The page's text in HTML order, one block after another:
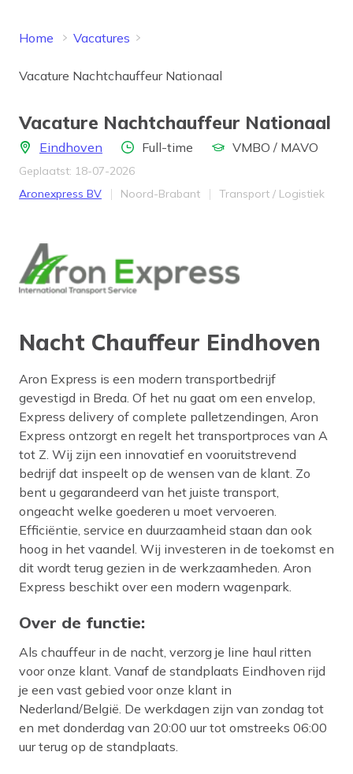
Home Vacatures
Vacature Nachtchauffeur Nationaal
Vacature Nachtchauffeur Nationaal
LocatieEindhoven Aantal uren
Full-time Opleidingsniveau
VMBO / MAVO
Geplaatst: 18-07-2026
Bedrijf
Aronexpress BV Provincie
Noord-Brabant Werkveld
Transport / Logistiek
Nacht Chauffeur Eindhoven
Aron Express is een modern transportbedrijf
gevestigd in Breda. Of het nu gaat om een envelop,
Express delivery of complete palletzendingen, Aron
Express ontzorgt en regelt het transportproces van A
tot Z. Wij zijn een innovatief en vooruitstrevend
bedrijf dat inspeelt op de wensen van de klant. Zo
bent u gegarandeerd van het juiste transport,
ongeacht welke goederen u moet vervoeren.
Efficiëntie, service en duurzaamheid staan dan ook
hoog in het vaandel. Wij investeren in de toekomst en
dit wordt terug gezien in de werkzaamheden. Aron
Express beschikt over een modern wagenpark.
Over de functie:
Als chauffeur in de nacht, verzorg je line haul ritten
voor onze klant. Vanaf de standplaats Eindhoven rijd
je een vast gebied voor onze klant in
Nederland/België. De werkdagen zijn van zondag tot
en met donderdag van 20:00 uur tot omstreeks 06:00
uur terug op de standplaats.